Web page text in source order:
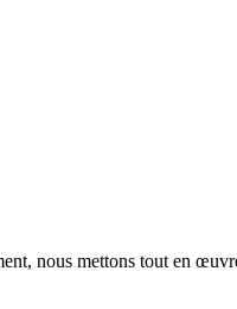
nous mettons tout en